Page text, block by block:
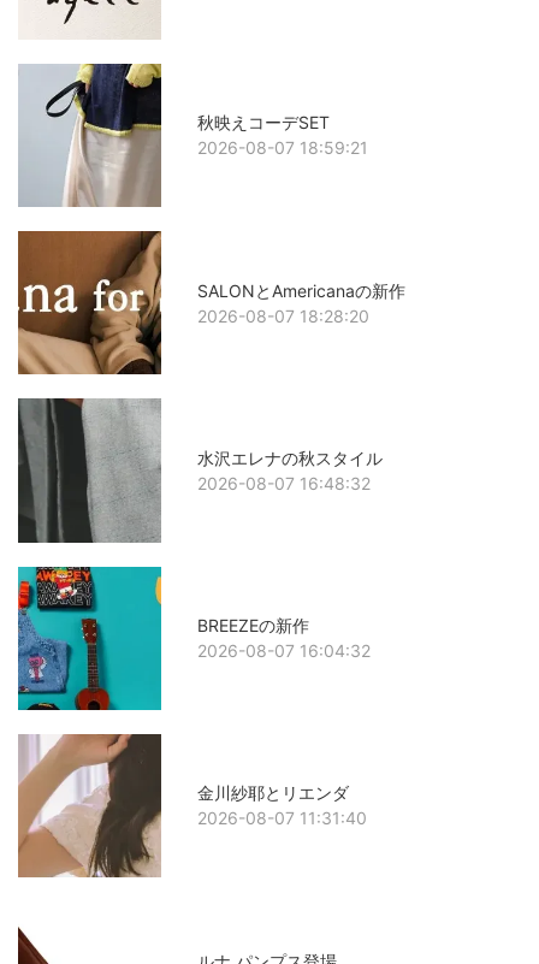
秋映えコーデSET
2026-08-07 18:59:21
SALONとAmericanaの新作
2026-08-07 18:28:20
水沢エレナの秋スタイル
2026-08-07 16:48:32
BREEZEの新作
2026-08-07 16:04:32
金川紗耶とリエンダ
2026-08-07 11:31:40